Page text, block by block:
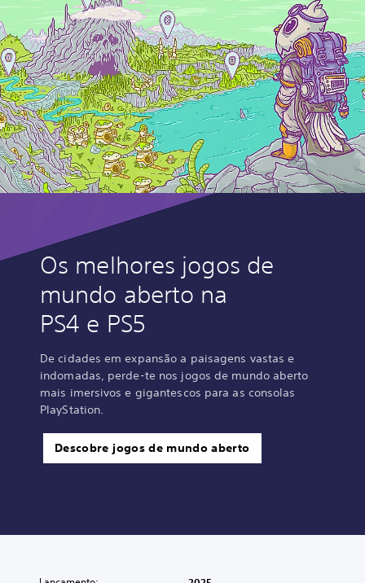
Os melhores jogos de
mundo aberto na
PS4 e PS5
De cidades em expansão a paisagens vastas e
indomadas, perde-te nos jogos de mundo aberto
mais imersivos e gigantescos para as consolas
PlayStation.
Descobre jogos de mundo aberto